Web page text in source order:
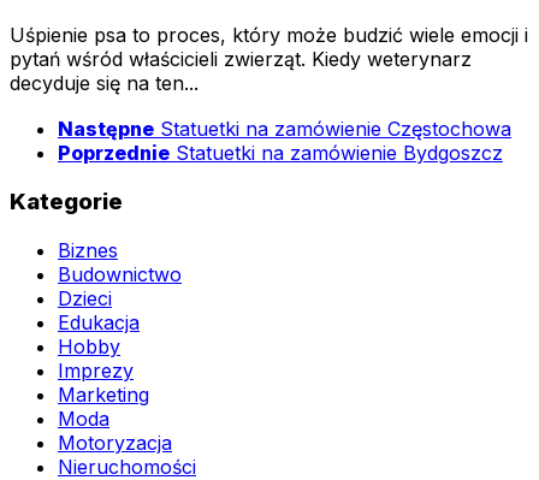
Uśpienie psa to proces, który może budzić wiele emocji i
pytań wśród właścicieli zwierząt. Kiedy weterynarz
decyduje się na ten...
Następne Statuetki na zamówienie Częstochowa
Poprzednie Statuetki na zamówienie Bydgoszcz
Kategorie
Biznes
Budownictwo
Dzieci
Edukacja
Hobby
Imprezy
Marketing
Moda
Motoryzacja
Nieruchomości